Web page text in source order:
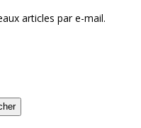
articles par e-mail.